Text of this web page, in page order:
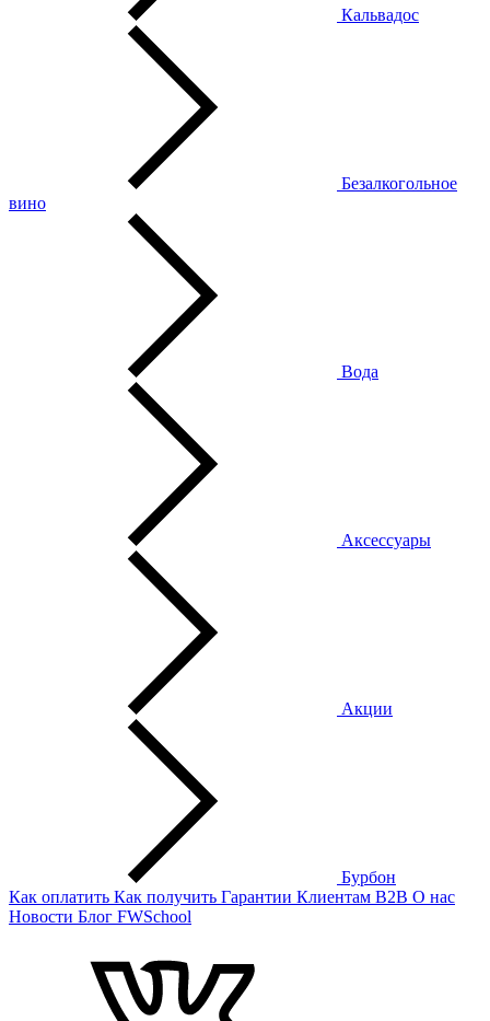
Кальвадос
Безалкогольное
вино
Вода
Аксессуары
Акции
Бурбон
Как оплатить Как получить Гарантии Клиентам B2B О нас
Новости Блог FWSchool